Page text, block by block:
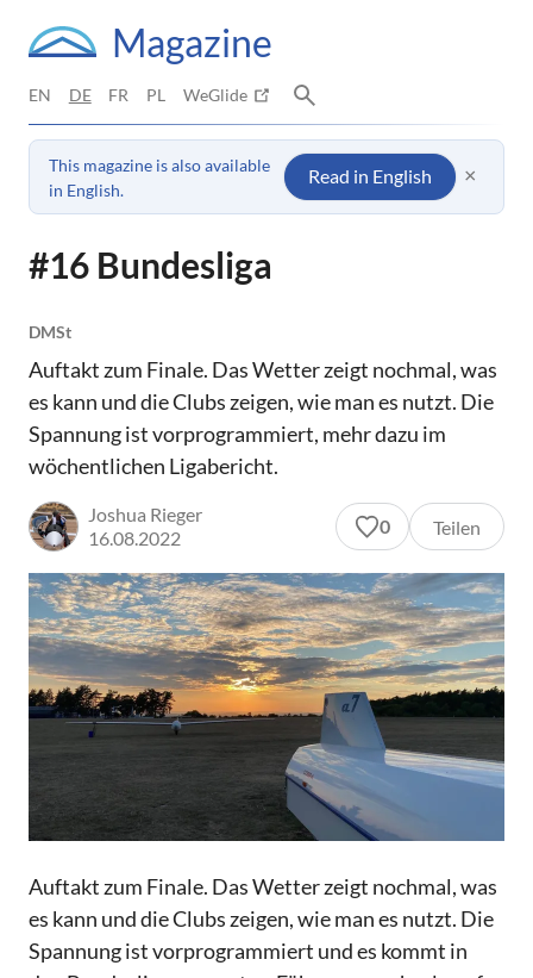
Magazine
EN DE FR PL WeGlide
This magazine is also available
in English.
Read in English ×
#16 Bundesliga
DMSt
Auftakt zum Finale. Das Wetter zeigt nochmal, was
es kann und die Clubs zeigen, wie man es nutzt. Die
Spannung ist vorprogrammiert, mehr dazu im
wöchentlichen Ligabericht.
Joshua Rieger
16.08.2022
0 Teilen
Auftakt zum Finale. Das Wetter zeigt nochmal, was
es kann und die Clubs zeigen, wie man es nutzt. Die
Spannung ist vorprogrammiert und es kommt in